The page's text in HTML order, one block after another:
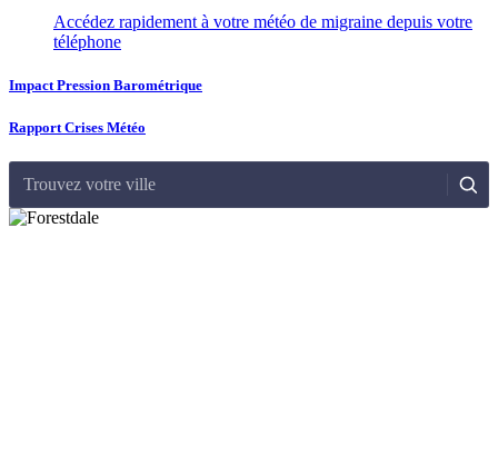
Accédez rapidement à votre météo de migraine depuis votre
téléphone
Impact Pression Barométrique
Rapport Crises Météo
Trouvez votre ville